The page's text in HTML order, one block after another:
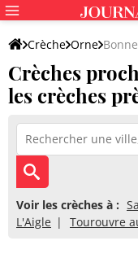
Crèche Orne
Crèches
les crèches
Voir les crèches à :
L'Aigle
Tourouvre